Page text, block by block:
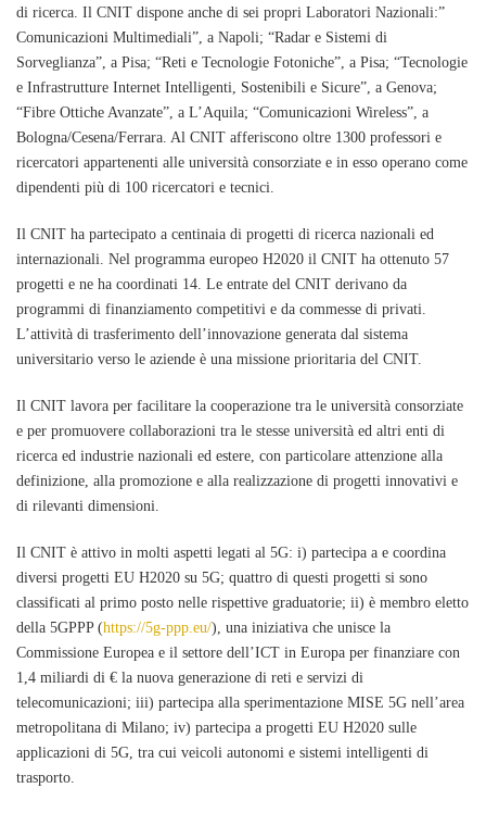
di ricerca. Il CNIT dispone anche di sei propri Laboratori Nazionali:”
Comunicazioni Multimediali”, a Napoli; “Radar e Sistemi di
Sorveglianza”, a Pisa; “Reti e Tecnologie Fotoniche”, a Pisa; “Tecnologie
e Infrastrutture Internet Intelligenti, Sostenibili e Sicure”, a Genova;
“Fibre Ottiche Avanzate”, a L’Aquila; “Comunicazioni Wireless”, a
Bologna/Cesena/Ferrara. Al CNIT afferiscono oltre 1300 professori e
ricercatori appartenenti alle università consorziate e in esso operano come
dipendenti più di 100 ricercatori e tecnici.
Il CNIT ha partecipato a centinaia di progetti di ricerca nazionali ed
internazionali. Nel programma europeo H2020 il CNIT ha ottenuto 57
progetti e ne ha coordinati 14. Le entrate del CNIT derivano da
programmi di finanziamento competitivi e da commesse di privati.
L’attività di trasferimento dell’innovazione generata dal sistema
universitario verso le aziende è una missione prioritaria del CNIT.
Il CNIT lavora per facilitare la cooperazione tra le università consorziate
e per promuovere collaborazioni tra le stesse università ed altri enti di
ricerca ed industrie nazionali ed estere, con particolare attenzione alla
definizione, alla promozione e alla realizzazione di progetti innovativi e
di rilevanti dimensioni.
Il CNIT è attivo in molti aspetti legati al 5G: i) partecipa a e coordina
diversi progetti EU H2020 su 5G; quattro di questi progetti si sono
classificati al primo posto nelle rispettive graduatorie; ii) è membro eletto
della 5GPPP (https://5g-ppp.eu/), una iniziativa che unisce la
Commissione Europea e il settore dell’ICT in Europa per finanziare con
1,4 miliardi di € la nuova generazione di reti e servizi di
telecomunicazioni; iii) partecipa alla sperimentazione MISE 5G nell’area
metropolitana di Milano; iv) partecipa a progetti EU H2020 sulle
applicazioni di 5G, tra cui veicoli autonomi e sistemi intelligenti di
trasporto.